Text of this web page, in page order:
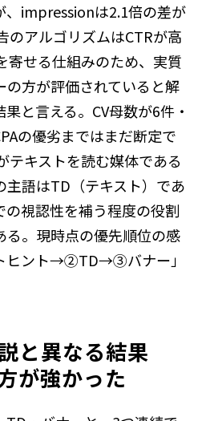
、impressionは2.1倍の差が
のアルゴリズムはCTRが高
寄せる仕組みのため、実質
の方が評価されていると解
と言える。CV母数が6件・
の優劣まではまだ断定で
テキストを読む媒体である
語はTD（テキスト）であ
の視認性を補う程度の役割
る。現時点の優先順位の感
ヒント→②TD→③バナー」
と異なる結果
が強かった